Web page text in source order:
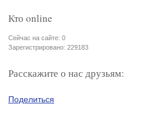
Кто online
Сейчас на сайте: 0
Зарегистрировано: 229183
Расскажите о нас друзьям:
Поделиться